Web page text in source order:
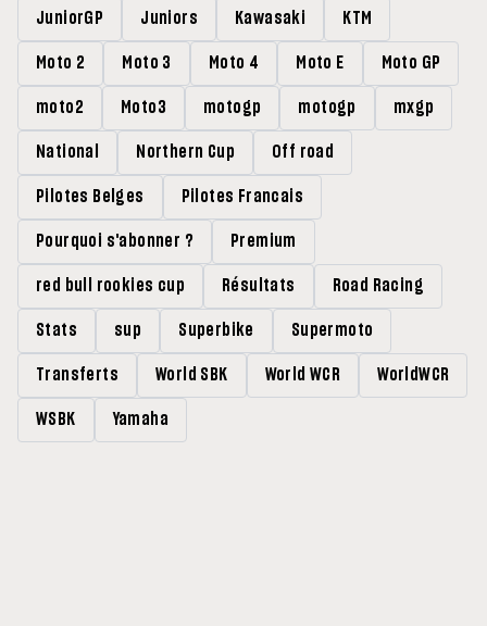
JuniorGP Juniors Kawasaki KTM
Moto 2 Moto 3 Moto 4 Moto E Moto GP
moto2 Moto3 motogp motogp mxgp
National Northern Cup Off road
Pilotes Belges Pilotes Francais
Pourquoi s'abonner ? Premium
red bull rookies cup Résultats Road Racing
Stats sup Superbike Supermoto
Transferts World SBK World WCR WorldWCR
WSBK Yamaha